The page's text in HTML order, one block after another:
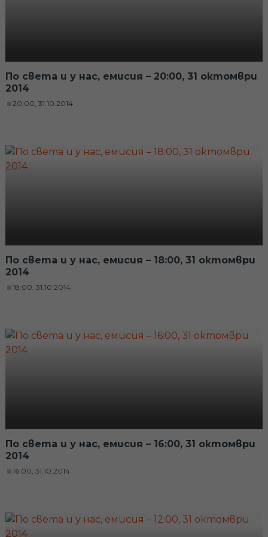
По света и у нас, емисия – 20:00, 31 октомври
2014
20:00, 31.10.2014
По света и у нас, емисия – 18:00, 31 октомври
2014
18:00, 31.10.2014
По света и у нас, емисия – 16:00, 31 октомври
2014
16:00, 31.10.2014